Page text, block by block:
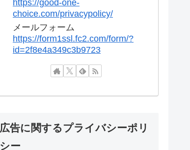
https://good-one-
choice.com/privacypolicy/
メールフォーム
https://form1ssl.fc2.com/form/?
id=2f8e4a349c3b9723
広告に関するプライバシーポリ
シー